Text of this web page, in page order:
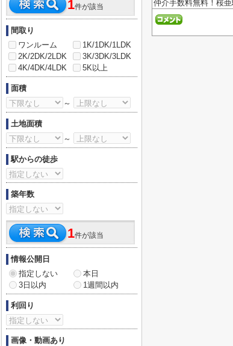
仲介手数料無料！桜
1件が該当
間取り
ワンルーム
1K/1DK/1LDK
2K/2DK/2LDK
3K/3DK/3LDK
4K/4DK/4LDK
5K以上
面積
～
土地面積
～
駅からの徒歩
築年数
1件が該当
情報公開日
指定しない
本日
3日以内
1週間以内
利回り
画像・動画あり